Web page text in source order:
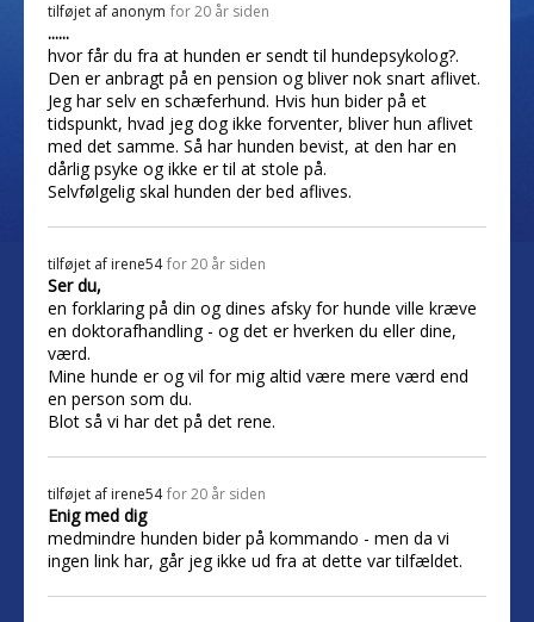
tilføjet af anonym for 20 år siden
......
hvor får du fra at hunden er sendt til hundepsykolog?.
Den er anbragt på en pension og bliver nok snart aflivet.
Jeg har selv en schæferhund. Hvis hun bider på et
tidspunkt, hvad jeg dog ikke forventer, bliver hun aflivet
med det samme. Så har hunden bevist, at den har en
dårlig psyke og ikke er til at stole på.
Selvfølgelig skal hunden der bed aflives.
tilføjet af irene54 for 20 år siden
Ser du,
en forklaring på din og dines afsky for hunde ville kræve
en doktorafhandling - og det er hverken du eller dine,
værd.
Mine hunde er og vil for mig altid være mere værd end
en person som du.
Blot så vi har det på det rene.
tilføjet af irene54 for 20 år siden
Enig med dig
medmindre hunden bider på kommando - men da vi
ingen link har, går jeg ikke ud fra at dette var tilfældet.